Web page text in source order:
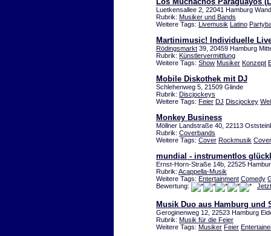
Luetkensallee 2, 22041 Hamburg
Rubrik: Musiker und Bands
Weitere Tags: Livemusik Latino
Martinimusic! Individuelle
Rödingsmarkt 39, 20459 Hamburg
Rubrik: Künstlervermittlung
Weitere Tags: Show Musiker Konzept
Mobile Diskothek mit DJ
Schlehenweg 5, 21509 Glinde
Rubrik: Discjockeys
Weitere Tags: Feier DJ Discjockey
Monkey Business
Möllner Landstraße 40, 22113
Rubrik: Coverbands
Weitere Tags: Cover Rockmusik
mundial - instrumentlos
Ernst-Horn-Straße 14b, 22525
Rubrik: Acappella-Musik
Weitere Tags: Entertainment Comedy
Bewertung:
Musik Duo aus Hamburg und
Geroginenweg 12, 22523 Hamburg
Rubrik: Musik für die Feier
Weitere Tags: Musiker Feier